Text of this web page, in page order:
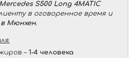
Mercedes S500 Long 4MATIC
в оговоренное время и
Мюнхен.
– 1-4 человека